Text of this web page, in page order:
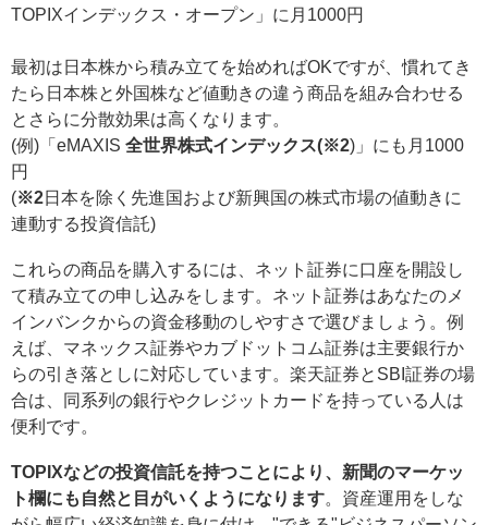
TOPIXインデックス・オープン」に月1000円
最初は日本株から積み立てを始めればOKですが、慣れてき
たら日本株と外国株など値動きの違う商品を組み合わせる
とさらに分散効果は高くなります。
(例)「eMAXIS 全世界株式インデックス(※2)」にも月1000
円
(※2日本を除く先進国および新興国の株式市場の値動きに
連動する投資信託)
これらの商品を購入するには、ネット証券に口座を開設し
て積み立ての申し込みをします。ネット証券はあなたのメ
インバンクからの資金移動のしやすさで選びましょう。例
えば、マネックス証券やカブドットコム証券は主要銀行か
らの引き落としに対応しています。楽天証券とSBI証券の場
合は、同系列の銀行やクレジットカードを持っている人は
便利です。
TOPIXなどの投資信託を持つことにより、新聞のマーケッ
ト欄にも自然と目がいくようになります。資産運用をしな